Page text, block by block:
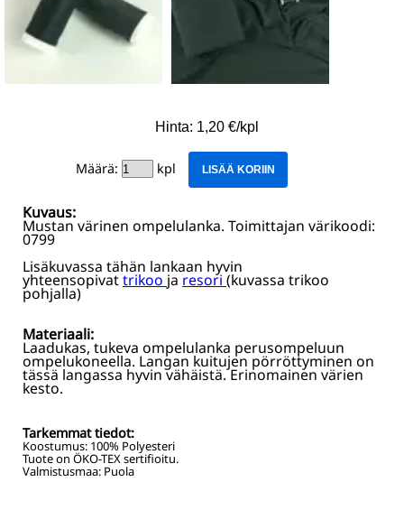
Hinta: 1,20 €/kpl
Määrä: kpl LISÄÄ KORIIN
Kuvaus:
Mustan värinen ompelulanka. Toimittajan värikoodi:
0799
Lisäkuvassa tähän lankaan hyvin
yhteensopivattrikoo ja resori (kuvassa trikoo
pohjalla)
Materiaali:
Laadukas, tukeva ompelulanka perusompeluun
ompelukoneella. Langan kuitujen pörröttyminen on
tässä langassa hyvin vähäistä. Erinomainen värien
kesto.
Tarkemmat tiedot:
Koostumus: 100% Polyesteri
Tuote on ÖKO-TEX sertifioitu.
Valmistusmaa: Puola